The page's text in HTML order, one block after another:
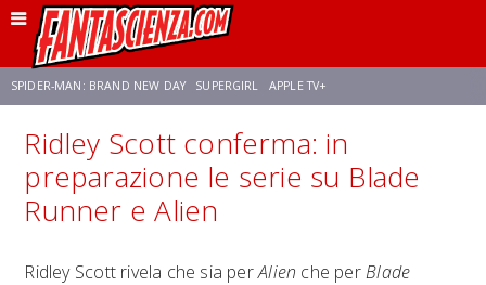
SPIDER-MAN: BRAND NEW DAY SUPERGIRL APPLE TV+
FRANCO RICCIARDIELLO ZENDAYA STAR TREK AVENGERS: DOOMSDAY
Ridley Scott conferma: in
preparazione le serie su Blade
Runner e Alien
Ridley Scott rivela che sia perAlien che perBlade